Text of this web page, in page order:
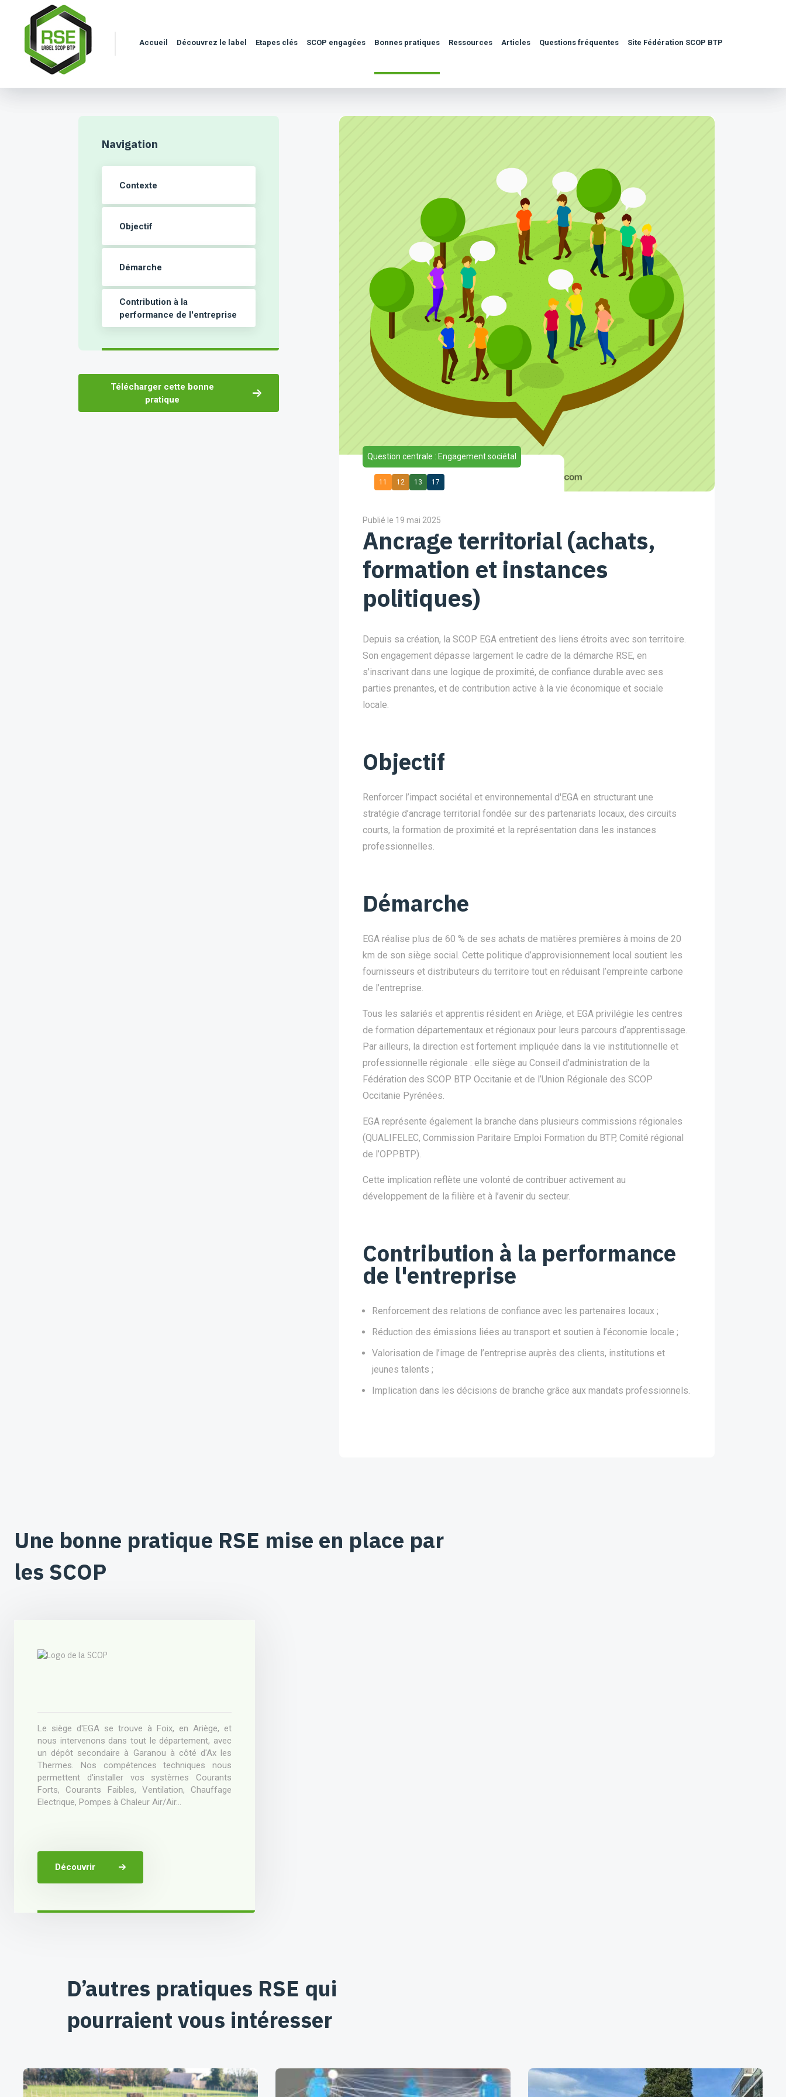
Accueil Découvrez le label Etapes clés SCOP engagées Bonnes pratiques Ressources Articles Questions fréquentes Site Fédération SCOP BTP
Navigation
Contexte
Objectif
Démarche
Contribution à la
performance de l'entreprise
Télécharger cette bonne
pratique
Question centrale : Engagement sociétal
11 12 13 17
Publié le 19 mai 2025
Ancrage territorial (achats,
formation et instances
politiques)
Depuis sa création, la SCOP EGA entretient des liens étroits avec son territoire.
Son engagement dépasse largement le cadre de la démarche RSE, en
s’inscrivant dans une logique de proximité, de confiance durable avec ses
parties prenantes, et de contribution active à la vie économique et sociale
locale.
Objectif
Renforcer l’impact sociétal et environnemental d'EGA en structurant une
stratégie d’ancrage territorial fondée sur des partenariats locaux, des circuits
courts, la formation de proximité et la représentation dans les instances
professionnelles.
Démarche
EGA réalise plus de 60 % de ses achats de matières premières à moins de 20
km de son siège social. Cette politique d’approvisionnement local soutient les
fournisseurs et distributeurs du territoire tout en réduisant l’empreinte carbone
de l’entreprise.
Tous les salariés et apprentis résident en Ariège, et EGA privilégie les centres
de formation départementaux et régionaux pour leurs parcours d’apprentissage.
Par ailleurs, la direction est fortement impliquée dans la vie institutionnelle et
professionnelle régionale : elle siège au Conseil d’administration de la
Fédération des SCOP BTP Occitanie et de l’Union Régionale des SCOP
Occitanie Pyrénées.
EGA représente également la branche dans plusieurs commissions régionales
(QUALIFELEC, Commission Paritaire Emploi Formation du BTP, Comité régional
de l’OPPBTP).
Cette implication reflète une volonté de contribuer activement au
développement de la filière et à l’avenir du secteur.
Contribution à la performance
de l'entreprise
Renforcement des relations de confiance avec les partenaires locaux ;
Réduction des émissions liées au transport et soutien à l’économie locale ;
Valorisation de l’image de l’entreprise auprès des clients, institutions et
jeunes talents ;
Implication dans les décisions de branche grâce aux mandats professionnels.
Une bonne pratique RSE mise en place par
les SCOP
Le siège d'EGA se trouve à Foix, en Ariège, et
nous intervenons dans tout le département, avec
un dépôt secondaire à Garanou à côté d'Ax les
Thermes. Nos compétences techniques nous
permettent d'installer vos systèmes Courants
Forts, Courants Faibles, Ventilation, Chauffage
Electrique, Pompes à Chaleur Air/Air...
Découvrir
D’autres pratiques RSE qui
pourraient vous intéresser